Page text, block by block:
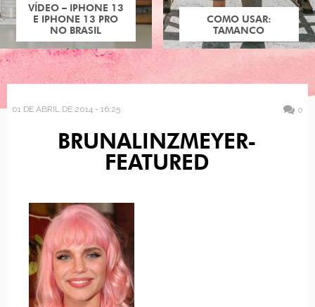
VÍDEO – IPHONE 13
E IPHONE 13 PRO
NO BRASIL
COMO USAR:
TAMANCO
01 DE ABRIL DE 2014 - 16:25 0
BRUNALINZMEYER-
FEATURED